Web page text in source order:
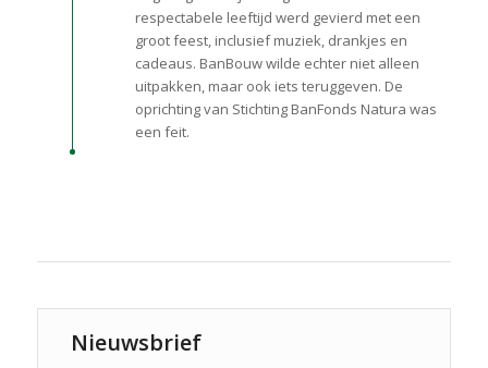
respectabele leeftijd werd gevierd met een
groot feest, inclusief muziek, drankjes en
cadeaus. BanBouw wilde echter niet alleen
uitpakken, maar ook iets teruggeven. De
oprichting van Stichting BanFonds Natura was
een feit.
Nieuwsbrief